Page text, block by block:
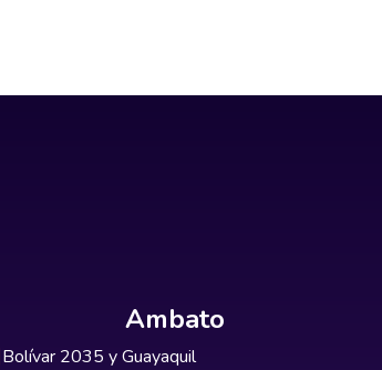
Ambato
Bolívar 2035 y Guayaquil